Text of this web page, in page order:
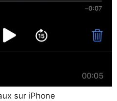
sur iPhone